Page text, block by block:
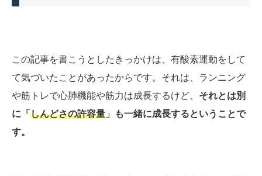
この記事を書こうとしたきっかけは、有酸素運動をして
て気づいたことがあったからです。それは、ランニング
や筋トレで心肺機能や筋力は成長するけど、 それとは別
に「 しんどさの許容量 」も一緒に成長するということで
す。